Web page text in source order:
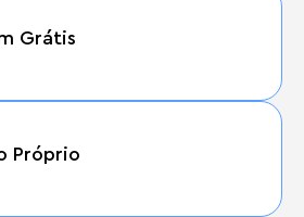
Grátis
Próprio